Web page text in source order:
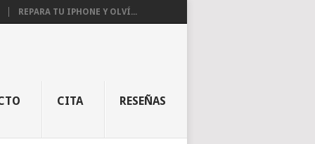
REPARA TU IPHONE Y OLVÍ...
CITA RESEÑAS